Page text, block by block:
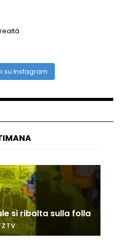
emergenza tra le auto:
a Mogadiscio, aereo
su Instagram
si ribalta sulla folla